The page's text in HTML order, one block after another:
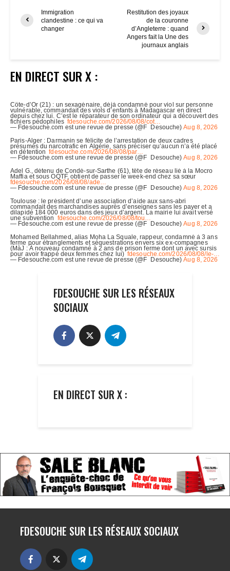
Immigration
clandestine : ce qui va
changer
Restitution des joyaux
de la couronne
d’Angleterre : quand
Angers fait la Une des
journaux anglais
EN DIRECT SUR X :
FDESOUCHE SUR LES RÉSEAUX
SOCIAUX
EN DIRECT SUR X :
FDESOUCHE SUR LES RÉSEAUX SOCIAUX